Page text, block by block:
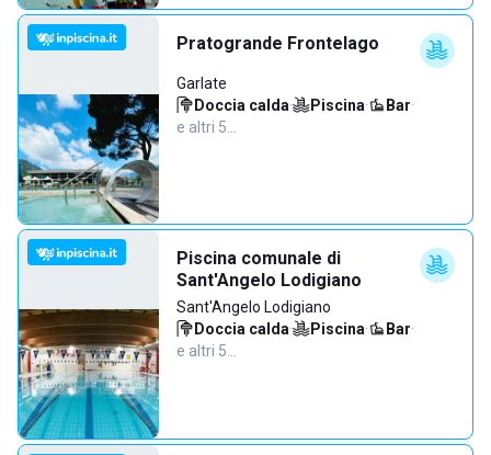
Pratogrande Frontelago
Garlate
Doccia calda· Piscina· Bar·
e altri 5…
Piscina comunale di
Sant'Angelo Lodigiano
Sant'Angelo Lodigiano
Doccia calda· Piscina· Bar·
e altri 5…